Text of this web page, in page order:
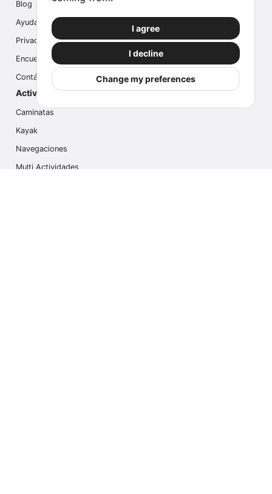
I agree
I decline
Change my preferences
Blog
Ayuda
Privacidad
Encuesta
Contáctanos
Actividades populares
Caminatas
Kayak
Navegaciones
Multi Actividades